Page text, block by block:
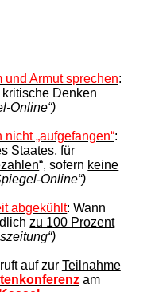
Armut sprechen:
Denken
Online“)
„aufgefangen“:
Staates,für
“, sofern keine
Online“)
abgekühlt: Wann
zu 100 Prozent
ruft auf zur Teilnahme
am